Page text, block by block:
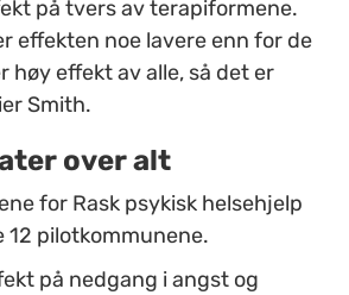
på tvers av terapiformene.
effekten noe lavere enn for de
høy effekt av alle, så det er
Smith.
over alt
for Rask psykisk helsehjelp
12 pilotkommunene.
på nedgang i angst og